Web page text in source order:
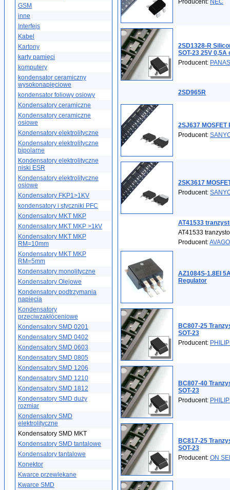
GSM
inne
Interfejs
Kabel
Kartony
karty pamięci
komputery
kondensator ceramiczny
wysokonapięciowe
kondensator foliowy osiowy
Kondensatory ceramiczne
Kondensatory ceramiczne
osiowe
Kondensatory elektrolityczne
Kondensatory elektrolityczne
bipolarne
Kondensatory elektrolityczne
niski ESR
Kondensatory elektrolityczne
osiowe
Kondensatory FKP1>1KV
kondensatory i styczniki PFC
Kondensatory MKT MKP
Kondensatory MKT MKP >1kV
Kondensatory MKT MKP
RM=10mm
Kondensatory MKT MKP
RM=5mm
Kondensatory monolityczne
Kondensatory Olejowe
Kondensatory podtrzymania
napięcia
Kondensatory
przeciwzakłóceniowe
Kondensatory SMD 0201
Kondensatory SMD 0402
Kondensatory SMD 0603
Kondensatory SMD 0805
Kondensatory SMD 1206
Kondensatory SMD 1210
Kondensatory SMD 1812
Kondensatory SMD duży
rozmiar
Kondensatory SMD
elektrolityczne
Kondensatory SMD MKT
Kondensatory SMD tantalowe
Kondensatory tantalowe
Konektor
Kwarce przewlekane
Kwarce SMD
Producent: NEC
2SD1328-R
SOT-23 25V 0,5A
Producent:
2SD965R
2SJ637 MOSFET
Producent:
2SK3617
Producent:
AT41533
AT41533
Producent:AVAGO
AZ1084S-1.8EI
Regulator
BC807-25
SOT-23
Producent:
BC807-40
SOT-23
Producent:
BC817-25
SOT-23
Producent: ON